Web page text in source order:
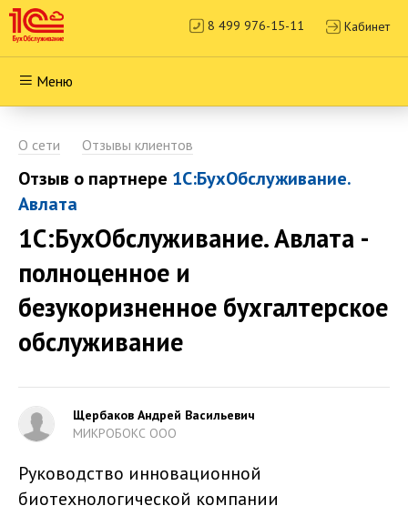
8 499 976-15-11 Кабинет
Меню
О сети Отзывы клиентов
Отзыв о партнере 1С:БухОбслуживание.
Авлата
1С:БухОбслуживание. Авлата -
полноценное и
безукоризненное бухгалтерское
обслуживание
Щербаков Андрей Васильевич
МИКРОБОКС ООО
Руководство инновационной
биотехнологической компании